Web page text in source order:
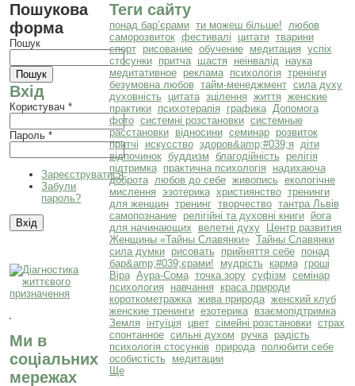
Пошукова
форма
Пошук
Вхід
Користувач*
Пароль*
Зареєструватися
Забули
пароль?
Ми в
соціальних
мережах
Теги сайту
понад бар’єрами ти можеш більше! любов
саморозвиток фестивалі цитати тварини
спорт
рисование обучение медитация успіх
стосунки
притча щастя неінвалід
наука
медитативное
реклама психологія тренінги
безумовна любов тайм-менеджмент сила духу
духовність
цитата зцілення життя женские
практики
психотерапія графика Допомога
фото системні розстановки системные
расстановки
відносини семинар
розвиток
притчі
искусство здоров&amp;#039;я діти
відпочинок буддизм благодійність
релігія
підтримка
практична психологія
надихаюча
доброта любов до себе живопись екологічне
мислення эзотерика християнство тренинги
для женщин тренинг творчество тантра Львів
самопознание
релігійні та духовні книги
йога
для начинающих
велетні духу
Центр развития
Женщины «Тайны Славянки» Тайны Славянки
сила думки
рисовать прийняття себе
понад
бар&amp;#039;єрами!
мудрість карма
гроші
Віра Аура-Сома точка зору суфізм семінар
психология
навчання
краса природи
короткометражка жива природа женский клуб
женские тренинги езотерика
взаємопідтримка
Земля
інтуїція цвет сімейні розстановки страх
спонтанное сильні духом ручка
радість
психологія стосунків
природа
полюбити себе
особистість
медитации
Ще